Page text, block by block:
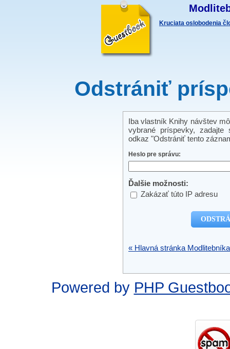
Kruciata oslobodenia
Odstrániť
Iba vlastník Knihy návštev
vybrané príspevky,
odkaz "Odstrániť tento
Heslo pre správu:
Ďalšie možnosti:
Zakázať túto IP adresu
« Hlavná stránka Modlitebníka
Powered by PHP